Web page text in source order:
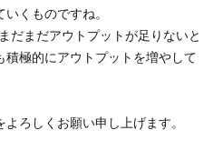
くものですね。
だまだアウトプットが足りないと
極的にアウトプットを増やして
ろしくお願い申し上げます。